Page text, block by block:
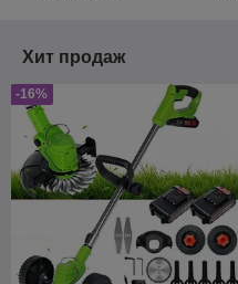
Хит продаж
-16%